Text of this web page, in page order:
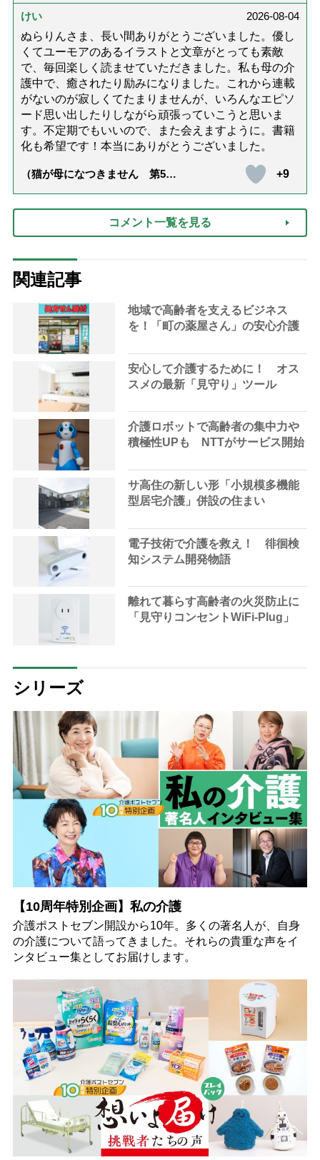
達』が届きました」）
けい
2026-08-04
ぬらりんさま、長い間ありがとうございました。優し
くてユーモアのあるイラストと文章がとっても素敵
で、毎回楽しく読ませていただきました。私も母の介
護中で、癒されたり励みになりました。これから連載
がないのが寂しくてたまりませんが、いろんなエピソ
ード思い出したりしながら頑張っていこうと思いま
す。不定期でもいいので、また会えますように。書籍
化も希望です！本当にありがとうございました。
（猫が母になつきません 第500
+9
コメント一覧を見る
関連記事
地域で高齢者を支えるビジネス
を！「町の薬屋さん」の安心介護
安心して介護するために！ オス
スメの最新「見守り」ツール
介護ロボットで高齢者の集中力や
積極性UPも NTTがサービス開始
サ高住の新しい形「小規模多機能
型居宅介護」併設の住まい
電子技術で介護を救え！ 徘徊検
知システム開発物語
離れて暮らす高齢者の火災防止に
「見守りコンセントWiFi-Plug」
シリーズ
【10周年特別企画】私の介護
介護ポストセブン開設から10年。多くの著名人が、自身
の介護について語ってきました。それらの貴重な声をイ
ンタビュー集としてお届けします。